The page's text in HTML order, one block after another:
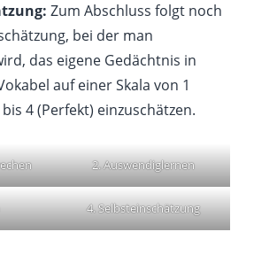
Zum Abschluss folgt noch
bei der man
das eigene Gedächtnis in
auf einer Skala von 1
4 (Perfekt) einzuschätzen.
2. Auswendiglernen
4. Selbsteinschätzung